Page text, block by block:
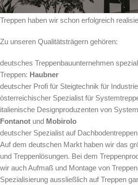
jährlicher Absatz beträgt ca 500 Treppen
Treppen haben wir schon erfolgreich
Zu unseren Qualitätsträgern gehören:
deutsches Treppenbauunternehmen
Treppen: Haubner
deutscher Profi für Steigtechnik für
österreichischer Spezialist für
italienische Designproduzenten von
Fontanot und Mobirolo
deutscher Spezialist auf
Auf dem deutschen Markt haben wir das
und Treppenlösungen. Bei dem
wir auch Aufmaß und Montage von
Spezialisierung aussließlich auf Treppen